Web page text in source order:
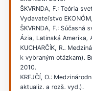
ŠKVRNDA, F.: Teória
Vydavateľstvo
ŠKVRNDA, F.: Súčasná
Ázia, Latinská Amerika,
KUCHARČÍK, R..
k vybraným otázkam).
2010.
KREJČÍ, O.:
aktualiz. a rozš. vyd.).